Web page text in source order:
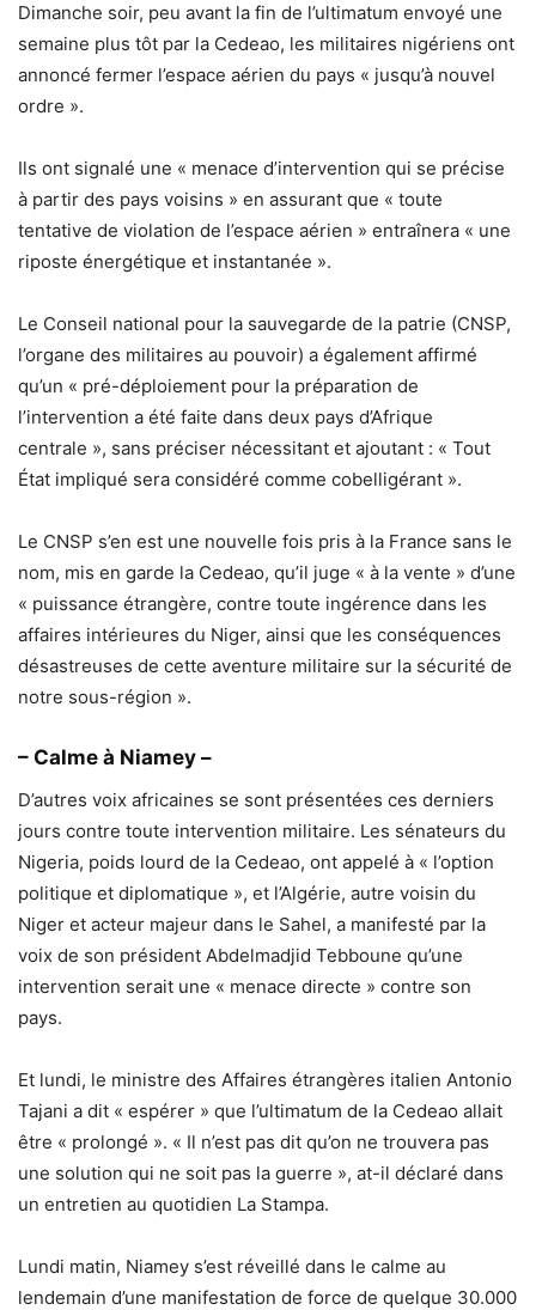
Dimanche soir, peu avant la fin de l’ultimatum envoyé une
semaine plus tôt par la Cedeao, les militaires nigériens ont
annoncé fermer l’espace aérien du pays « jusqu’à nouvel
ordre ».
Ils ont signalé une « menace d’intervention qui se précise
à partir des pays voisins » en assurant que « toute
tentative de violation de l’espace aérien » entraînera « une
riposte énergétique et instantanée ».
Le Conseil national pour la sauvegarde de la patrie (CNSP,
l’organe des militaires au pouvoir) a également affirmé
qu’un « pré-déploiement pour la préparation de
l’intervention a été faite dans deux pays d’Afrique
centrale », sans préciser nécessitant et ajoutant : « Tout
État impliqué sera considéré comme cobelligérant ».
Le CNSP s’en est une nouvelle fois pris à la France sans le
nom, mis en garde la Cedeao, qu’il juge « à la vente » d’une
« puissance étrangère, contre toute ingérence dans les
affaires intérieures du Niger, ainsi que les conséquences
désastreuses de cette aventure militaire sur la sécurité de
notre sous-région ».
– Calme à Niamey –
D’autres voix africaines se sont présentées ces derniers
jours contre toute intervention militaire. Les sénateurs du
Nigeria, poids lourd de la Cedeao, ont appelé à « l’option
politique et diplomatique », et l’Algérie, autre voisin du
Niger et acteur majeur dans le Sahel, a manifesté par la
voix de son président Abdelmadjid Tebboune qu’une
intervention serait une « menace directe » contre son
pays.
Et lundi, le ministre des Affaires étrangères italien Antonio
Tajani a dit « espérer » que l’ultimatum de la Cedeao allait
être « prolongé ». « Il n’est pas dit qu’on ne trouvera pas
une solution qui ne soit pas la guerre », at-il déclaré dans
un entretien au quotidien La Stampa.
Lundi matin, Niamey s’est réveillé dans le calme au
lendemain d’une manifestation de force de quelque 30.000